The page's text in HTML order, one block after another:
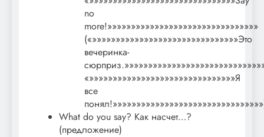
no
more!»»»»»»»»»»»»»»»»»»»»»»»»»»»»»»»»
(«»»»»»»»»»»»»»»»»»»»»»»»»»»»»»»»Это
вечеринка-
«»»»»»»»»»»»»»»»»»»»»»»»»»»»»»»»Я
все
What do you say? Как насчет…?
(предложение)